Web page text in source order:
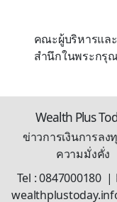
คณะผู้บริหารแล
สำนึกในพระกรุ
Wealth Plus
ข่าวการเงินการลง
ความมั่งคั่ง
Tel : 0847000180 |